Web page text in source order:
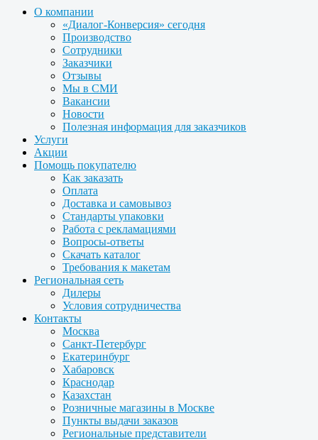
О компании
«Диалог-Конверсия» сегодня
Производство
Сотрудники
Заказчики
Отзывы
Мы в СМИ
Вакансии
Новости
Полезная информация для заказчиков
Услуги
Акции
Помощь покупателю
Как заказать
Оплата
Доставка и самовывоз
Стандарты упаковки
Работа с рекламациями
Вопросы-ответы
Скачать каталог
Требования к макетам
Региональная сеть
Дилеры
Условия сотрудничества
Контакты
Москва
Санкт-Петербург
Екатеринбург
Хабаровск
Краснодар
Казахстан
Розничные магазины в Москве
Пункты выдачи заказов
Региональные представители